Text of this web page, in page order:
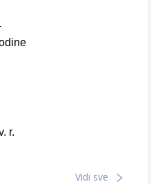
r.
Vidi sve